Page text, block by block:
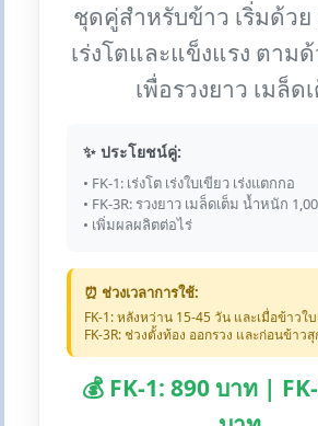
ชุดคู่สำหรับข้าว เริ่มด้วย
เร่งโตและแข็งแรง ตามด้
เพื่อรวงยาว เมล็ด
✨ ประโยชน์คู่:
• FK-1: เร่งโต เร่งใบเขียว เร่งแตกกอ
• FK-3R: รวงยาว เมล็ดเต็ม น้ำหนัก
• เพิ่มผลผลิตต่อไร่
⏰ ช่วงเวลาการใช้:
FK-1: หลังหว่าน 15-45 วัน และเมื่อข้าวใบ
FK-3R: ช่วงตั้งท้อง ออกรวง และก่อนข้าว
💰 FK-1: 890 บาท |